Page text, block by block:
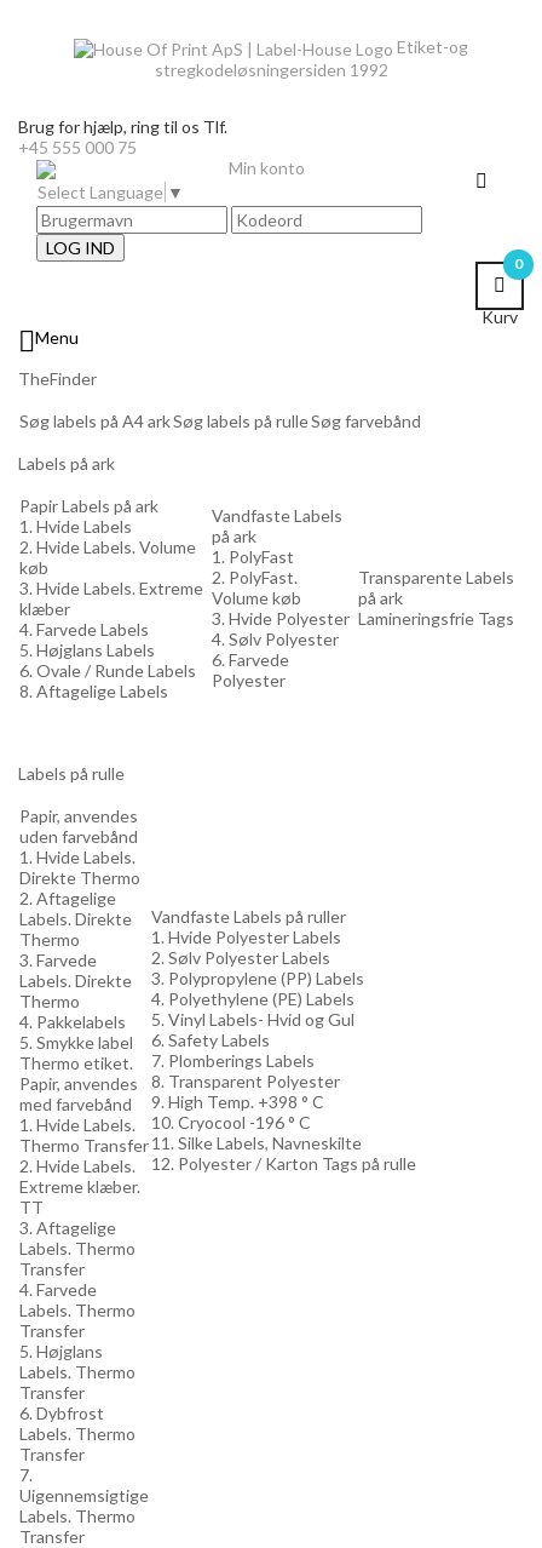
Etiket-og
stregkodeløsningersiden 1992
Brug for hjælp, ring til os Tlf.
+45 555 000 75
Select Language ▼
LOG IND
0
Kurv
Min konto
Menu
TheFinder
Søg labels på A4 arkSøg labels på rulleSøg farvebånd
Labels på ark
Papir Labels på ark
1. Hvide Labels
2. Hvide Labels. Volume
køb
3. Hvide Labels. Extreme
klæber
4. Farvede Labels
5. Højglans Labels
6. Ovale / Runde Labels
8. Aftagelige Labels
Vandfaste Labels
på ark
1. PolyFast
2. PolyFast.
Volume køb
3. Hvide Polyester
4. Sølv Polyester
6. Farvede
Polyester
Transparente Labels
på ark
Lamineringsfrie Tags
Labels på rulle
Papir, anvendes
uden farvebånd
1. Hvide Labels.
Direkte Thermo
2. Aftagelige
Labels. Direkte
Thermo
3. Farvede
Labels. Direkte
Thermo
4. Pakkelabels
5. Smykke label
Thermo etiket.
Papir, anvendes
med farvebånd
1. Hvide Labels.
Thermo Transfer
2. Hvide Labels.
Extreme klæber.
TT
3. Aftagelige
Labels. Thermo
Transfer
4. Farvede
Labels. Thermo
Transfer
5. Højglans
Labels. Thermo
Transfer
6. Dybfrost
Labels. Thermo
Transfer
7.
Uigennemsigtige
Labels. Thermo
Transfer
Vandfaste Labels på ruller
1. Hvide Polyester Labels
2. Sølv Polyester Labels
3. Polypropylene (PP) Labels
4. Polyethylene (PE) Labels
5. Vinyl Labels- Hvid og Gul
6. Safety Labels
7. Plomberings Labels
8. Transparent Polyester
9. High Temp. +398 ° C
10. Cryocool -196 ° C
11. Silke Labels, Navneskilte
12. Polyester / Karton Tags på rulle